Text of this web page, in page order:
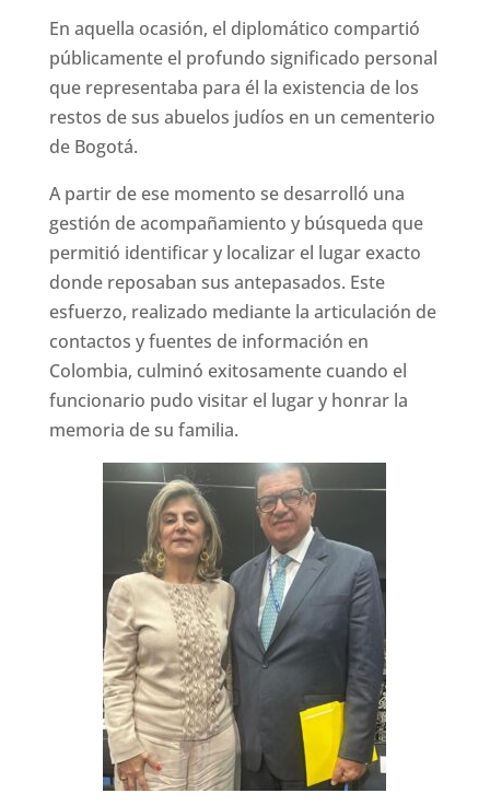
En aquella ocasión, el diplomático compartió
públicamente el profundo significado personal
que representaba para él la existencia de los
restos de sus abuelos judíos en un cementerio
de Bogotá.
A partir de ese momento se desarrolló una
gestión de acompañamiento y búsqueda que
permitió identificar y localizar el lugar exacto
donde reposaban sus antepasados. Este
esfuerzo, realizado mediante la articulación de
contactos y fuentes de información en
Colombia, culminó exitosamente cuando el
funcionario pudo visitar el lugar y honrar la
memoria de su familia.